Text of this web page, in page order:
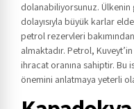
dolanabiliyorsunuz.
dolayısıyla büyük karlar
petrol rezervleri
almaktadır. Petrol,
ihracat oranına sahiptir. Bu
önemini anlatmaya yeterli